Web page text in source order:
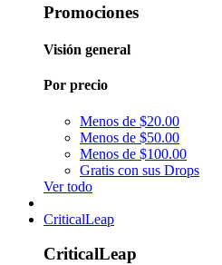
Promociones
Visión general
Por precio
Menos de $20.00
Menos de $50.00
Menos de $100.00
Gratis con sus Drops
Ver todo
CriticalLeap
CriticalLeap